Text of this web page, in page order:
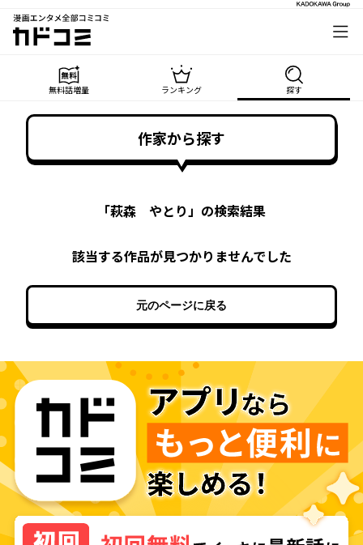
漫画エンタメ全部コミコミ
カドコミ
無料話増量 ランキング 探す
作家から探す
「萩森 やとり」の検索結果
該当する作品が見つかりませんでした
元のページに戻る